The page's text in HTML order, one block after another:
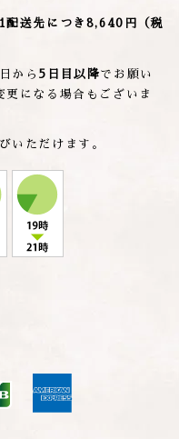
1配送先につき8,640円（税
から 5日目以降でお願い
になる場合もございま
いただけます。